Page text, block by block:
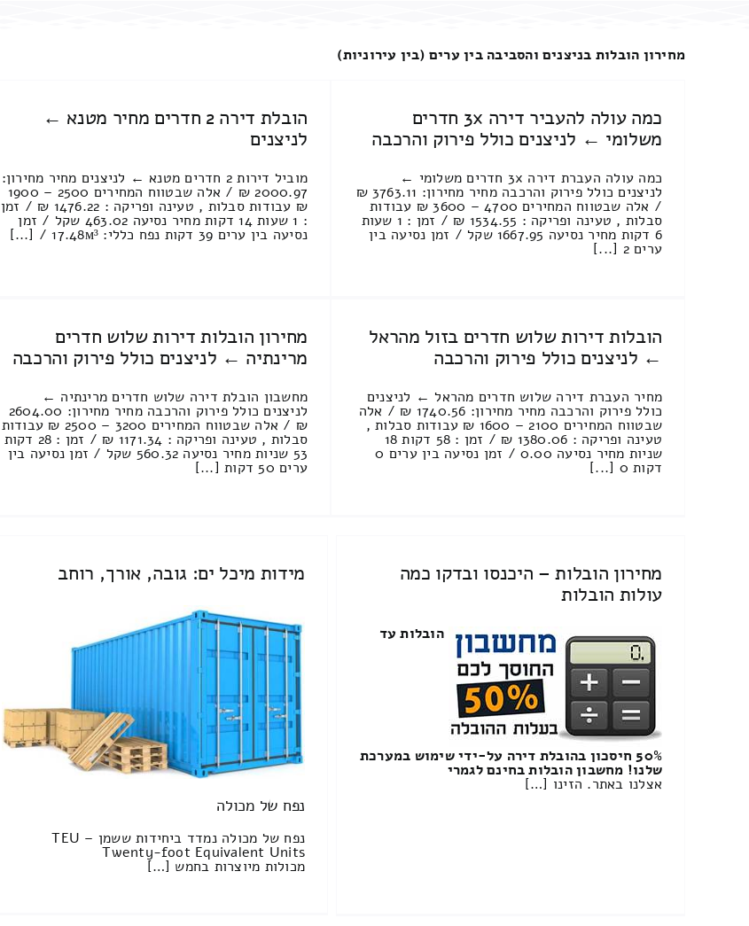
מחירון הובלות בניצנים והסביבה בין ערים (בין עירוניות)
כמה עולה להעביר דירה 3x חדרים
משלומי ← לניצנים כולל פירוק והרכבה
כמה עולה העברת דירה 3x חדרים משלומי ←
לניצנים כולל פירוק והרכבה מחיר מחירון: 3763.11 ₪
/ אלה שבטווח המחירים 4700 – 3600 ₪ עבודות
סבלות , טעינה ופריקה : 1534.55 ₪ / זמן : 1 שעות
6 דקות מחיר נסיעה 1667.95 שקל / זמן נסיעה בין
ערים 2 [...]
הובלת דירה 2 חדרים מחיר מטנא ←
לניצנים
מוביל דירות 2 חדרים מטנא ← לניצנים מחיר מחירון:
2000.97 ₪ / אלה שבטווח המחירים 2500 – 1900
₪ עבודות סבלות , טעינה ופריקה : 1476.22 ₪ / זמן
: 1 שעות 14 דקות מחיר נסיעה 463.02 שקל / זמן
נסיעה בין ערים 39 דקות נפח כללי: 17.48м³ / [...]
הובלות דירות שלוש חדרים בזול מהראל
← לניצנים כולל פירוק והרכבה
מחיר העברת דירה שלוש חדרים מהראל ← לניצנים
כולל פירוק והרכבה מחיר מחירון: 1740.56 ₪ / אלה
שבטווח המחירים 2100 – 1600 ₪ עבודות סבלות ,
טעינה ופריקה : 1380.06 ₪ / זמן : 58 דקות 18
שניות מחיר נסיעה 0.00 / זמן נסיעה בין ערים 0
דקות 0 [...]
מחירון הובלות דירות שלוש חדרים
מרינתיה ← לניצנים כולל פירוק והרכבה
מחשבון הובלת דירה שלוש חדרים מרינתיה ←
לניצנים כולל פירוק והרכבה מחיר מחירון: 2604.00
₪ / אלה שבטווח המחירים 3200 – 2500 ₪ עבודות
סבלות , טעינה ופריקה : 1171.34 ₪ / זמן : 28 דקות
53 שניות מחיר נסיעה 560.32 שקל / זמן נסיעה בין
ערים 50 דקות [...]
מחירון הובלות – היכנסו ובדקו כמה
עולות הובלות
הובלות עד
50% חיסכון בהובלת דירה על-ידי שימוש במערכת
שלנו! מחשבון הובלות בחינם לגמרי
אצלנו באתר. הזינו […]
מידות מיכל ים: גובה, אורך, רוחב
נפח של מכולה
נפח של מכולה נמדד ביחידות ששמן TEU –
Twenty-foot Equivalent Units
מכולות מיוצרות בחמש […]